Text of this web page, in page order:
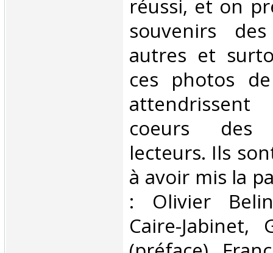
réussi, et on
souvenirs
autres et
ces photos
coeurs
lecteurs. Ils
à avoir mis la
: Olivier
Caire-Jabinet,